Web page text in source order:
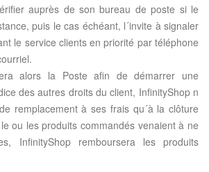
auprès de son bureau de poste si le
puis le cas échéant, l´invite à signaler
le service clients en priorité par téléphone
alors la Poste afin de démarrer une
des autres droits du client, InfinityShop n
remplacement à ses frais qu´à la clôture
ou les produits commandés venaient à ne
InfinityShop remboursera les produits